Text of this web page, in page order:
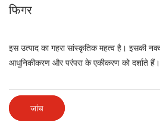
फिगर
इस उत्पाद का गहरा सांस्कृतिक महत्व है। इसकी
आधुनिकीकरण और परंपरा के एकीकरण को दर्शाते हैं।
जांच